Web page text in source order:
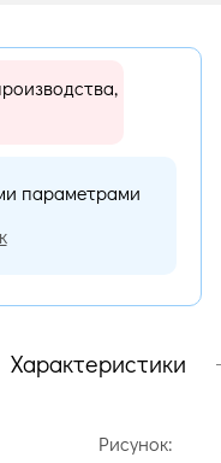
параметрами
Характеристики
Рисунок: